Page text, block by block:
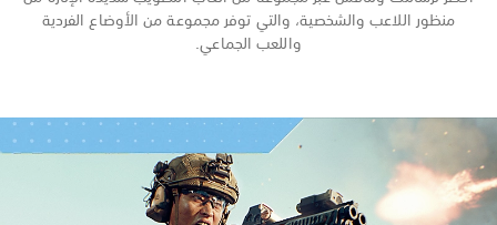
منظور اللاعب والشخصية، والتي توفر مجموعة من الأوضاع الفردية
واللعب الجماعي.